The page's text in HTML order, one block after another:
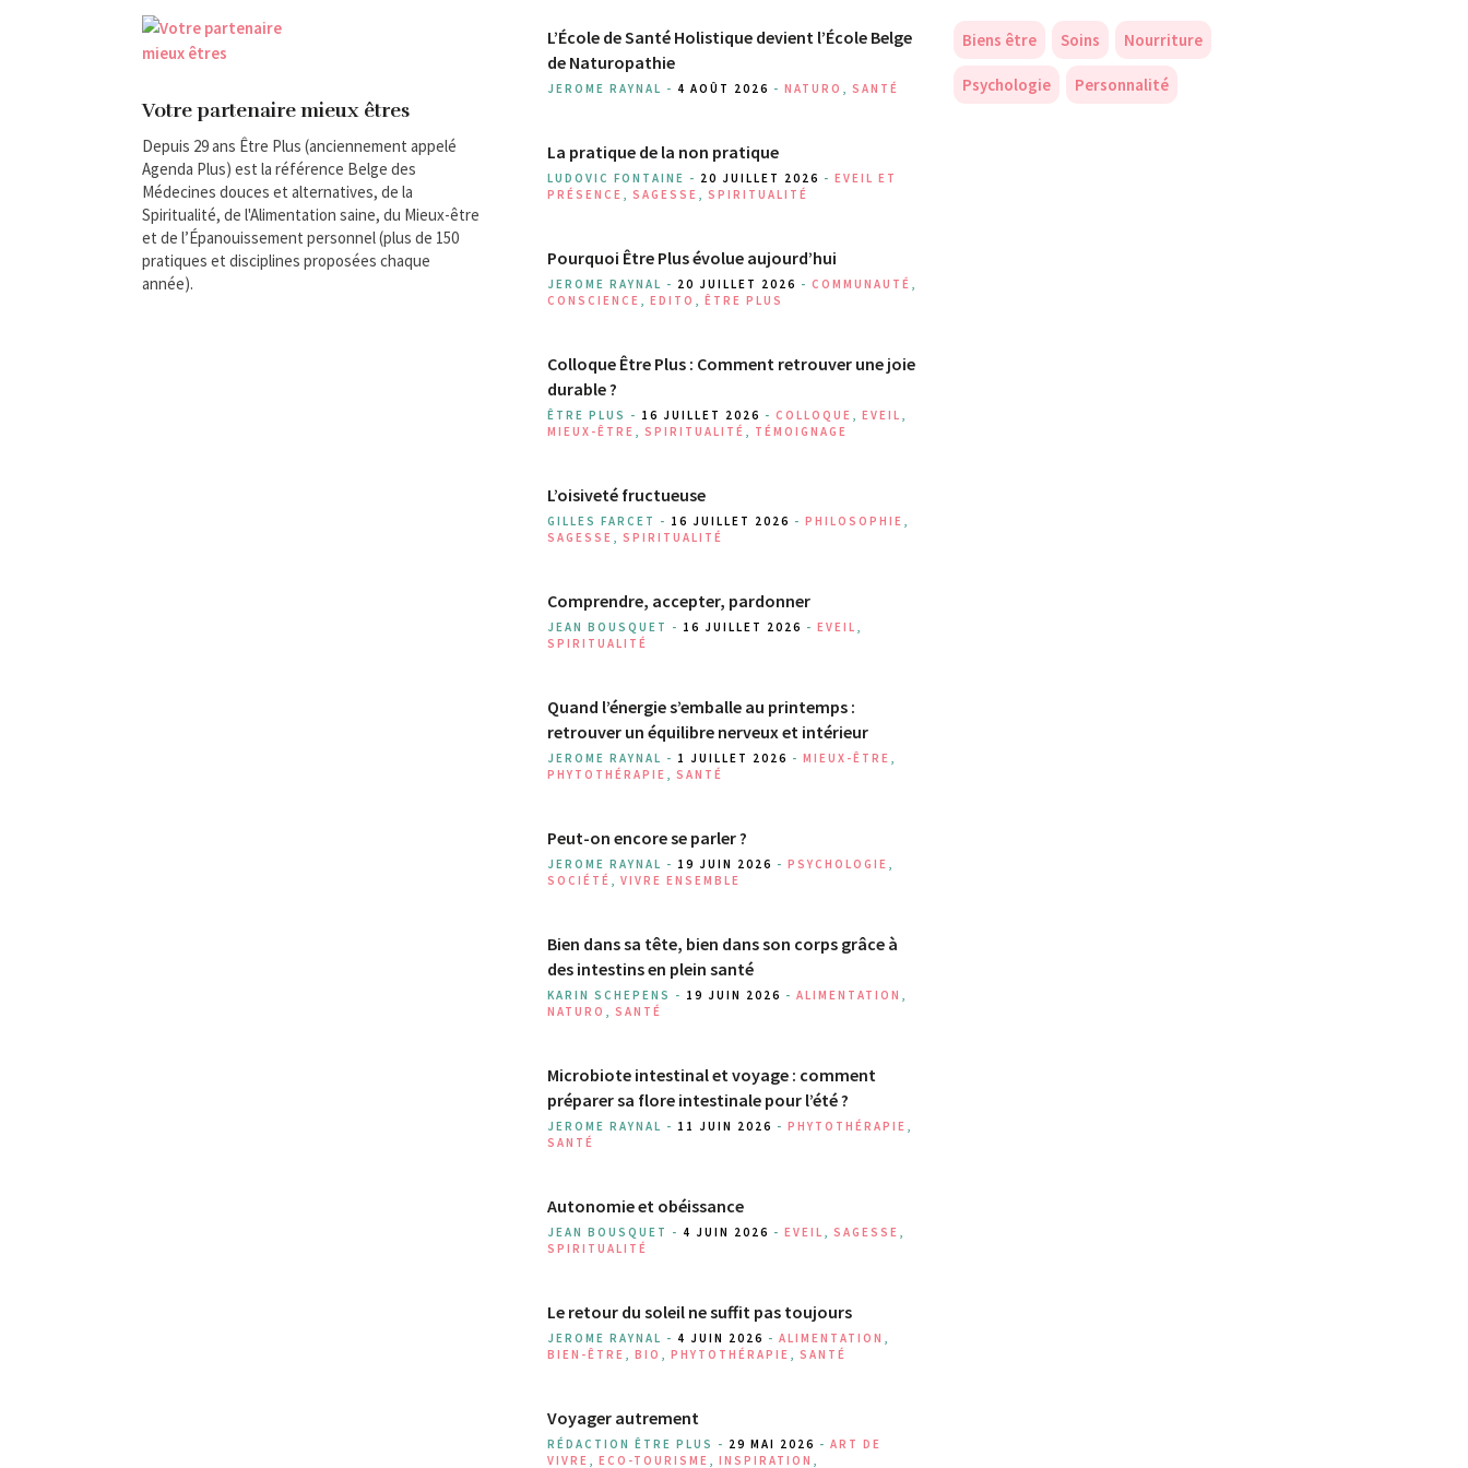
Votre partenaire mieux êtres
Depuis 29 ans Être Plus (anciennement appelé
Agenda Plus) est la référence Belge des
Médecines douces et alternatives, de la
Spiritualité, de l'Alimentation saine, du Mieux-être
et de l’Épanouissement personnel (plus de 150
pratiques et disciplines proposées chaque
année).
L’École de Santé Holistique devient l’École Belge
de Naturopathie
JEROME RAYNAL - 4 AOÛT 2026 -NATURO ,SANTÉ
La pratique de la non pratique
LUDOVIC FONTAINE - 20 JUILLET 2026 -EVEIL ET
PRÉSENCE ,SAGESSE ,SPIRITUALITÉ
Pourquoi Être Plus évolue aujourd’hui
JEROME RAYNAL - 20 JUILLET 2026 -COMMUNAUTÉ ,
CONSCIENCE ,EDITO ,ÊTRE PLUS
Colloque Être Plus : Comment retrouver une joie
durable ?
ÊTRE PLUS - 16 JUILLET 2026 -COLLOQUE ,EVEIL ,
MIEUX-ÊTRE ,SPIRITUALITÉ , TÉMOIGNAGE
L’oisiveté fructueuse
GILLES FARCET - 16 JUILLET 2026 -PHILOSOPHIE ,
SAGESSE ,SPIRITUALITÉ
Comprendre, accepter, pardonner
JEAN BOUSQUET - 16 JUILLET 2026 -EVEIL ,
SPIRITUALITÉ
Quand l’énergie s’emballe au printemps :
retrouver un équilibre nerveux et intérieur
JEROME RAYNAL - 1 JUILLET 2026 -MIEUX-ÊTRE ,
PHYTOTHÉRAPIE ,SANTÉ
Peut-on encore se parler ?
JEROME RAYNAL - 19 JUIN 2026 -PSYCHOLOGIE ,
SOCIÉTÉ ,VIVRE ENSEMBLE
Bien dans sa tête, bien dans son corps grâce à
des intestins en plein santé
KARIN SCHEPENS - 19 JUIN 2026 -ALIMENTATION ,
NATURO ,SANTÉ
Microbiote intestinal et voyage : comment
préparer sa flore intestinale pour l’été ?
JEROME RAYNAL - 11 JUIN 2026 -PHYTOTHÉRAPIE ,
SANTÉ
Autonomie et obéissance
JEAN BOUSQUET - 4 JUIN 2026 -EVEIL ,SAGESSE ,
SPIRITUALITÉ
Le retour du soleil ne suffit pas toujours
JEROME RAYNAL - 4 JUIN 2026 -ALIMENTATION ,
BIEN-ÊTRE ,BIO ,PHYTOTHÉRAPIE ,SANTÉ
Voyager autrement
RÉDACTION ÊTRE PLUS - 29 MAI 2026 -ART DE
VIVRE ,ECO-TOURISME ,INSPIRATION ,
Biens être Soins Nourriture
Psychologie Personnalité